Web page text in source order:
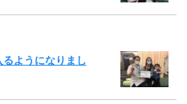
ようになりまし